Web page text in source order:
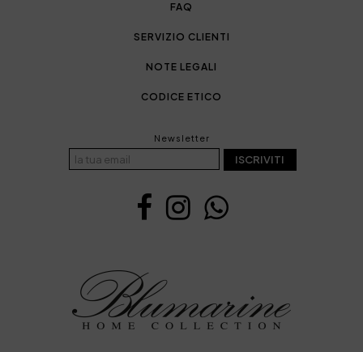
FAQ
SERVIZIO CLIENTI
NOTE LEGALI
CODICE ETICO
Newsletter
ISCRIVITI